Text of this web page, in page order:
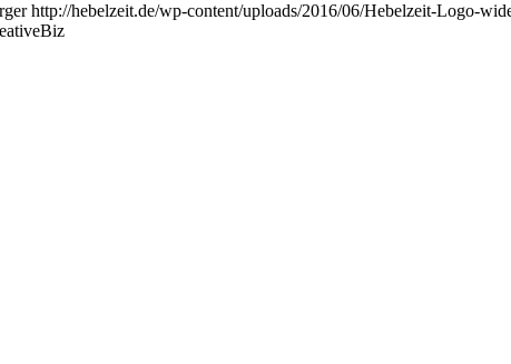
http://hebelzeit.de/wp-content/uploads/2016/06/Hebelzeit-Logo-